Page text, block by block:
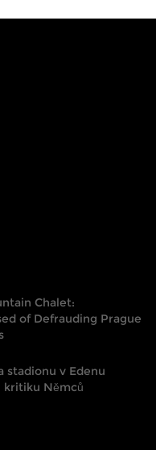
Chalet:
of Defrauding Prague
stadionu v Edenu
kritiku Němců